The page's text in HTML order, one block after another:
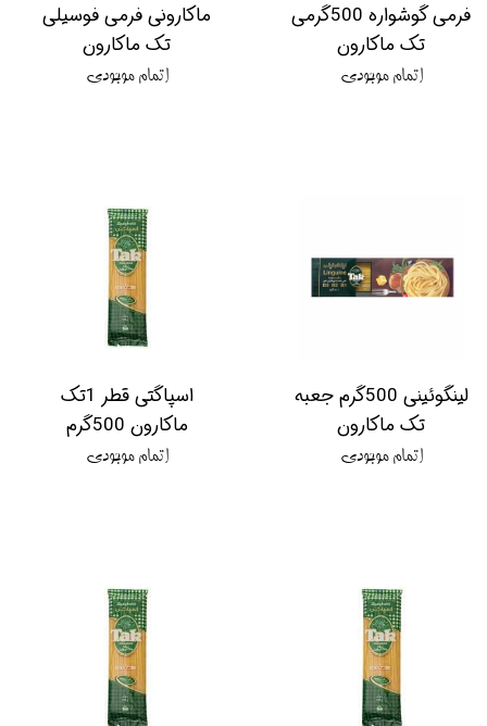
فرمی گوشواره 500گرمی
تک ماکارون
اتمام موجودی
ماکارونی فرمی فوسیلی
تک ماکارون
اتمام موجودی
لینگوئینی 500گرم جعبه
تک ماکارون
اتمام موجودی
اسپاگتی قطر 1تک
ماکارون 500گرم
اتمام موجودی